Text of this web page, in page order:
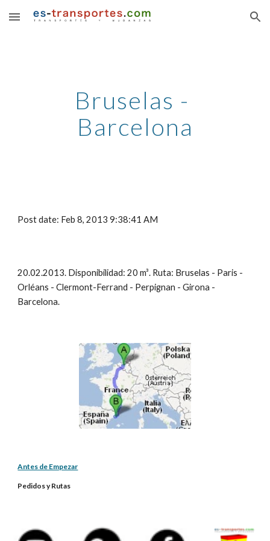
Skip to main content Skip to navigation
Bruselas -
Barcelona
Post date: Feb 8, 2013 9:38:41 AM
20.02.2013. Disponibilidad: 20 m³. Ruta: Bruselas - Paris -
Orléans - Clermont-Ferrand - Perpignan - Girona -
Barcelona.
Antes de Empezar
Pedidos y Rutas